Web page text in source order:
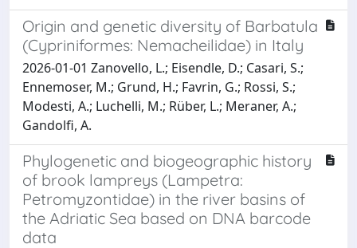
Origin and genetic diversity of Barbatula
(Cypriniformes: Nemacheilidae) in Italy
2026-01-01 Zanovello, L.; Eisendle, D.; Casari, S.;
Ennemoser, M.; Grund, H.; Favrin, G.; Rossi, S.;
Modesti, A.; Luchelli, M.; Rüber, L.; Meraner, A.;
Gandolfi, A.
Phylogenetic and biogeographic history
of brook lampreys (Lampetra:
Petromyzontidae) in the river basins of
the Adriatic Sea based on DNA barcode
data